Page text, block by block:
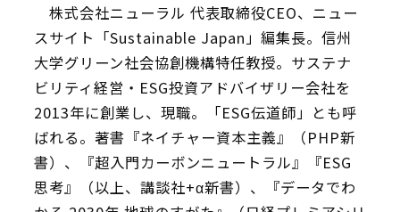
株式会社ニューラル 代表取締役CEO、ニュー
スサイト「Sustainable Japan」編集長。信州
大学グリーン社会協創機構特任教授。サステナ
ビリティ経営・ESG投資アドバイザリー会社を
2013年に創業し、現職。「ESG伝道師」とも呼
ばれる。著書『ネイチャー資本主義』（PHP新
書）、『超入門カーボンニュートラル』『ESG
思考』（以上、講談社+α新書）、『データでわ